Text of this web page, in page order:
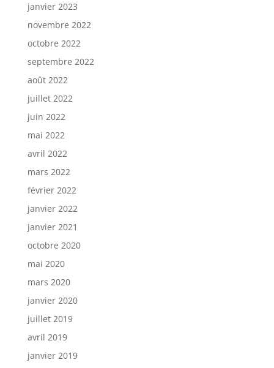
janvier 2023
novembre 2022
octobre 2022
septembre 2022
août 2022
juillet 2022
juin 2022
mai 2022
avril 2022
mars 2022
février 2022
janvier 2022
janvier 2021
octobre 2020
mai 2020
mars 2020
janvier 2020
juillet 2019
avril 2019
janvier 2019